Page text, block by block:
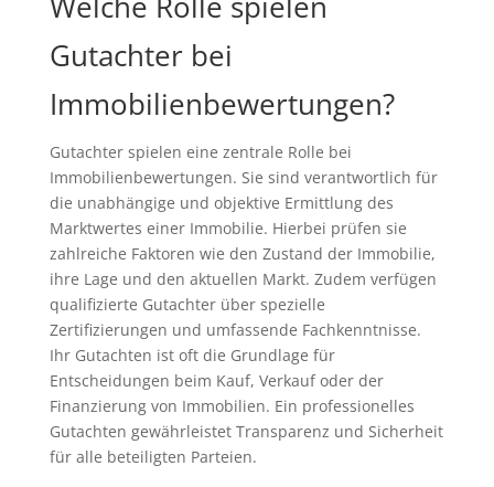
Gutachter bei
Immobilienbewertungen?
Gutachter spielen eine zentrale Rolle bei
Immobilienbewertungen. Sie sind verantwortlich für
die unabhängige und objektive Ermittlung des
Marktwertes einer Immobilie. Hierbei prüfen sie
zahlreiche Faktoren wie den Zustand der Immobilie,
ihre Lage und den aktuellen Markt. Zudem verfügen
qualifizierte Gutachter über spezielle
Zertifizierungen und umfassende Fachkenntnisse.
Ihr Gutachten ist oft die Grundlage für
Entscheidungen beim Kauf, Verkauf oder der
Finanzierung von Immobilien. Ein professionelles
Gutachten gewährleistet Transparenz und Sicherheit
für alle beteiligten Parteien.